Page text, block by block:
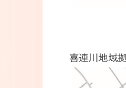
喜連川地域